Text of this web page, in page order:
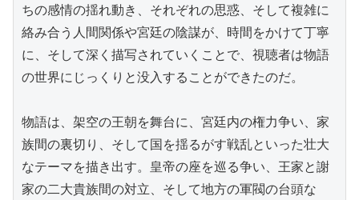
ちの感情の揺れ動き、それぞれの思惑、そして複雑に
絡み合う人間関係や宮廷の陰謀が、時間をかけて丁寧
に、そして深く描写されていくことで、視聴者は物語
の世界にじっくりと没入することができたのだ。
物語は、架空の王朝を舞台に、宮廷内の権力争い、家
族間の裏切り、そして国を揺るがす戦乱といった壮大
なテーマを描き出す。皇帝の座を巡る争い、王家と謝
家の二大貴族間の対立、そして地方の軍閥の台頭な